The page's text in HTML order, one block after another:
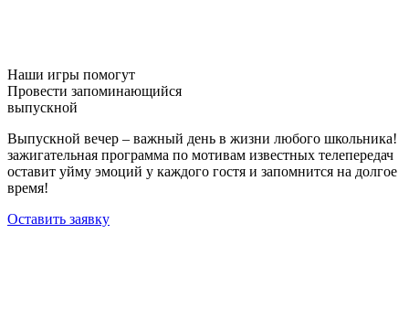
Наши игры помогут
Провести запоминающийся
выпускной
Выпускной вечер – важный день в жизни любого школьника!
зажигательная программа по мотивам известных телепередач
оставит уйму эмоций у каждого гостя и запомнится на долгое
время!
Оставить заявку